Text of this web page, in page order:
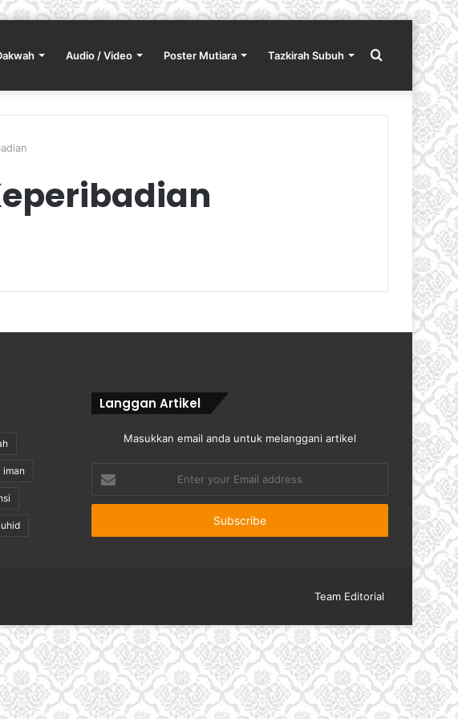
Audio / Video Poster Mutiara Tazkirah Subuh Search
iman
Langgan Artikel
Masukkan email anda untuk melanggani artikel
your
Email
Team Editorial